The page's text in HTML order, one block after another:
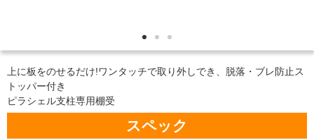
上に板をのせるだけ!ワンタッチで取り外しでき、脱落・ブレ防止ス
トッパー付き
ピラシェル支柱専用棚受
スペック